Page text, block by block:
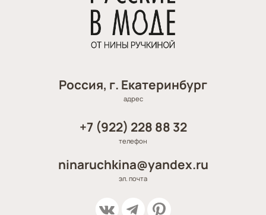
Россия, г. Екатеринбург
адрес
+7 (922) 228 88 32
телефон
ninaruchkina@yandex.ru
эл. почта